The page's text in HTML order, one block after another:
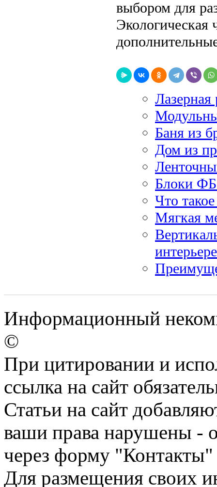
выбором для
Экологическая
Лазерная
Баня из
Дом из
Блоки
Что
Мягкая
интерьере
Информационный
©
При цитировании и
ссылка на сайт
Статьи на сайт
ваши права нарушены -
через форму "Контакты"
Для размещения своих